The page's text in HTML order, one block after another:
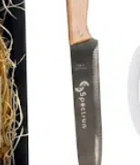
Eu
A nossa
sua
de marketing.
qualquer